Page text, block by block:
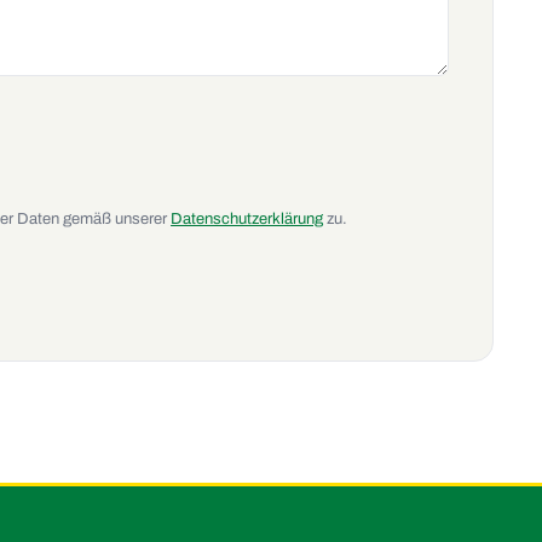
Daten gemäß unserer Datenschutzerklärung zu.